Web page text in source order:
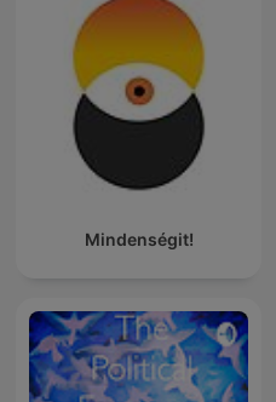
Mindenségit!